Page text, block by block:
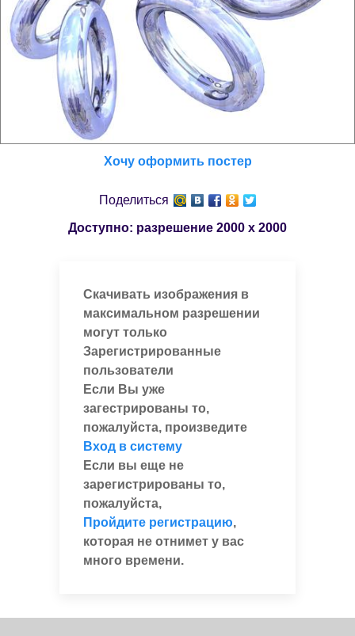
Хочу оформить постер
Поделиться
Доступно: разрешение 2000 x 2000
Скачивать изображения в
максимальном разрешении
могут только
Зарегистрированные
пользователи
Если Вы уже
загестрированы то,
пожалуйста, произведите
Вход в систему
Если вы еще не
зарегистрированы то,
пожалуйста,
Пройдите регистрацию,
которая не отнимет у вас
много времени.